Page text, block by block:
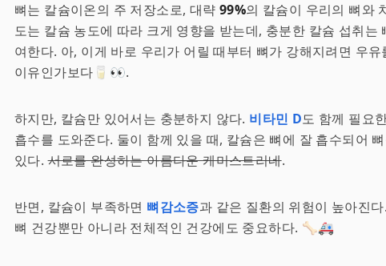
뼈는 칼슘이온의 주 저장소로, 대략 99%의 칼슘이 우리의 뼈와
도는 칼슘 농도에 따라 크게 영향을 받는데, 충분한 칼슘 섭취는
여한다. 아, 이게 바로 우리가 어릴 때부터 뼈가 강해지려면 우
이유인가보다🥛👀.
하지만, 칼슘만 있어서는 충분하지 않다. 비타민 D도 함께 필요
흡수를 도와준다. 둘이 함께 있을 때, 칼슘은 뼈에 잘 흡수되어
있다.서로를 완성하는 아름다운 케미스트리네.
반면, 칼슘이 부족하면 뼈감소증과 같은 질환의 위험이 높아진
뼈 건강뿐만 아니라 전체적인 건강에도 중요하다. 🦴🚑